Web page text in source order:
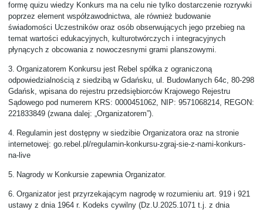
formę quizu wiedzy Konkurs ma na celu nie tylko dostarczenie rozrywki
poprzez element współzawodnictwa, ale również budowanie
świadomości Uczestników oraz osób obserwujących jego przebieg na
temat wartości edukacyjnych, kulturotwórczych i integracyjnych
płynących z obcowania z nowoczesnymi grami planszowymi.
3. Organizatorem Konkursu jest Rebel spółka z ograniczoną
odpowiedzialnością z siedzibą w Gdańsku, ul. Budowlanych 64c, 80-298
Gdańsk, wpisana do rejestru przedsiębiorców Krajowego Rejestru
Sądowego pod numerem KRS: 0000451062, NIP: 9571068214, REGON:
221833849 (zwana dalej: „Organizatorem”).
4. Regulamin jest dostępny w siedzibie Organizatora oraz na stronie
internetowej: go.rebel.pl/regulamin-konkursu-zgraj-sie-z-nami-konkurs-
na-live
5. Nagrody w Konkursie zapewnia Organizator.
6. Organizator jest przyrzekającym nagrodę w rozumieniu art. 919 i 921
ustawy z dnia 1964 r. Kodeks cywilny (Dz.U.2025.1071 t.j. z dnia